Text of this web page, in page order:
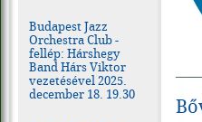
Budapest Jazz
Orchestra Club -
fellép: Hárshegy
Band Hárs Viktor
vezetésével 2025.
december 18. 19.30